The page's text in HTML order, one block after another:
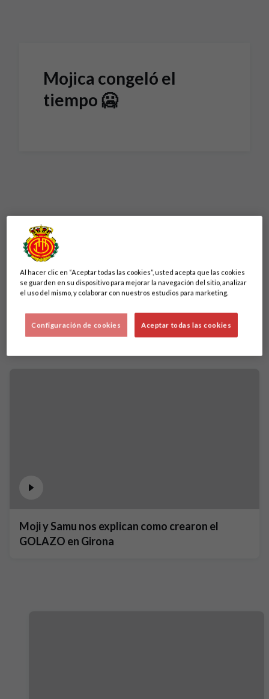
Mojica congeló el
tiempo 🥶
Moji y Samu nos explican como crearon el
GOLAZO en Girona
Al hacer clic en “Aceptar todas las cookies”, usted acepta que las cookies
se guarden en su dispositivo para mejorar la navegación del sitio, analizar
el uso del mismo, y colaborar con nuestros estudios para marketing.
Aceptar todas las cookies
Configuración de cookies